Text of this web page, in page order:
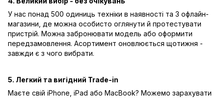
У нас понад 500 одиниць техніки в наявності та 3 офлайн-
магазини, де можна особисто оглянути й протестувати
пристрій. Можна забронювати модель або оформити
передзамовлення. Асортимент оновлюється щотижня -
завжди є з чого вибрати.
5. Легкий та вигідний Trade-in
Маєте свій iPhone, iPad або MacBook? Можемо зарахувати